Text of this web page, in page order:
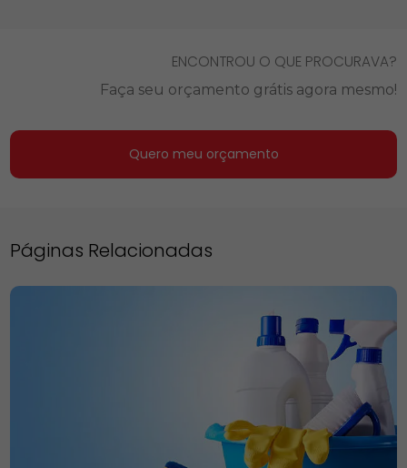
ENCONTROU O QUE PROCURAVA?
Faça seu orçamento grátis agora mesmo!
Quero meu orçamento
Páginas Relacionadas